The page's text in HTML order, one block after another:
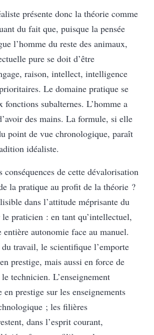
présente donc la théorie comme
du fait que, puisque la pensée
l’homme du reste des animaux,
pure se doit d’être
raison, intellect, intelligence
Le domaine pratique se
fonctions subalternes. L’homme a
des mains. La formule, si elle
point de vue chronologique, paraît
idéaliste.
conséquences de cette dévalorisation
la pratique au profit de la théorie ?
dans l’attitude méprisante du
praticien : en tant qu’intellectuel,
autonomie face au manuel.
travail, le scientifique l’emporte
prestige, mais aussi en force de
technicien. L’enseignement
en prestige sur les enseignements
; les filières
dans l’esprit courant,